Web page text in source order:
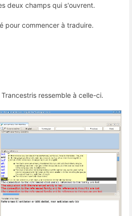
deux champs qui s'ouvrent.
pour commencer à traduire.
ressemble à celle-ci.